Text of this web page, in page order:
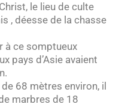
le lieu de culte
, déesse de la chasse
à ce somptueux
pays d’Asie avaient
68 mètres environ, il
marbres de 18